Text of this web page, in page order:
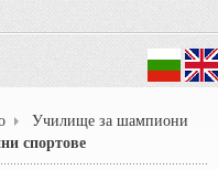
Училище за шампиони
спортове